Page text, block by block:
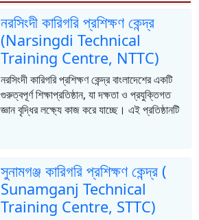
নরসিংদী কারিগরি প্রশিক্ষণ কেন্দ্র
(Narsingdi Technical
Training Centre, NTTC)
নরসিংদী কারিগরি প্রশিক্ষণ কেন্দ্র বাংলাদেশের একটি
গুরুত্বপূর্ণ শিক্ষাপ্রতিষ্ঠান, যা দক্ষতা ও প্রযুক্তিগত
জ্ঞান বৃদ্ধির লক্ষ্যে কাজ করে যাচ্ছে। এই প্রতিষ্ঠানটি
সুনামগঞ্জ কারিগরি প্রশিক্ষণ কেন্দ্র (
Sunamganj Technical
Training Centre, STTC)